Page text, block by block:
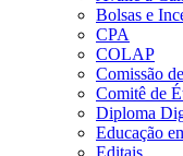
Bolsas e
CPA
COLAP
Comissão
Comitê de
Diploma
Educação